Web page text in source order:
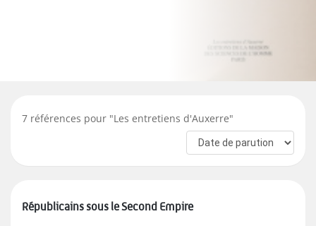
7 références pour "Les entretiens d'Auxerre"
Républicains sous le Second Empire